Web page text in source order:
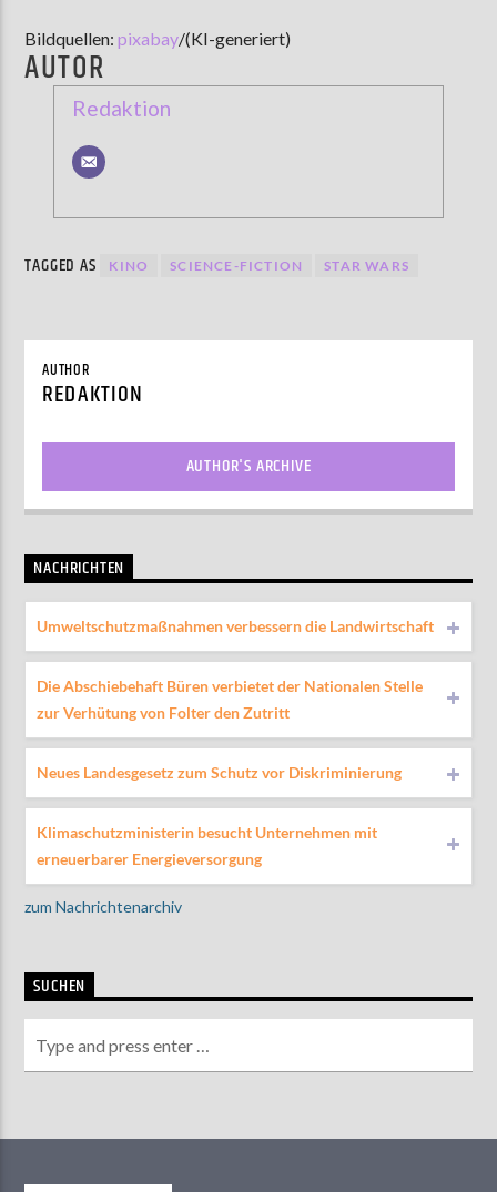
Bildquellen:pixabay/(KI-generiert)
AUTOR
Redaktion
TAGGED AS KINO SCIENCE-FICTION STAR WARS
AUTHOR
REDAKTION
AUTHOR'S ARCHIVE
NACHRICHTEN
Umweltschutzmaßnahmen verbessern die Landwirtschaft
Die Abschiebehaft Büren verbietet der Nationalen Stelle
zur Verhütung von Folter den Zutritt
Neues Landesgesetz zum Schutz vor Diskriminierung
Klimaschutzministerin besucht Unternehmen mit
erneuerbarer Energieversorgung
zum Nachrichtenarchiv
SUCHEN